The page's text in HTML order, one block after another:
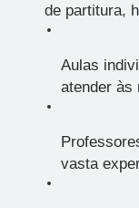
de partitura,
Aulas
atender às
vasta